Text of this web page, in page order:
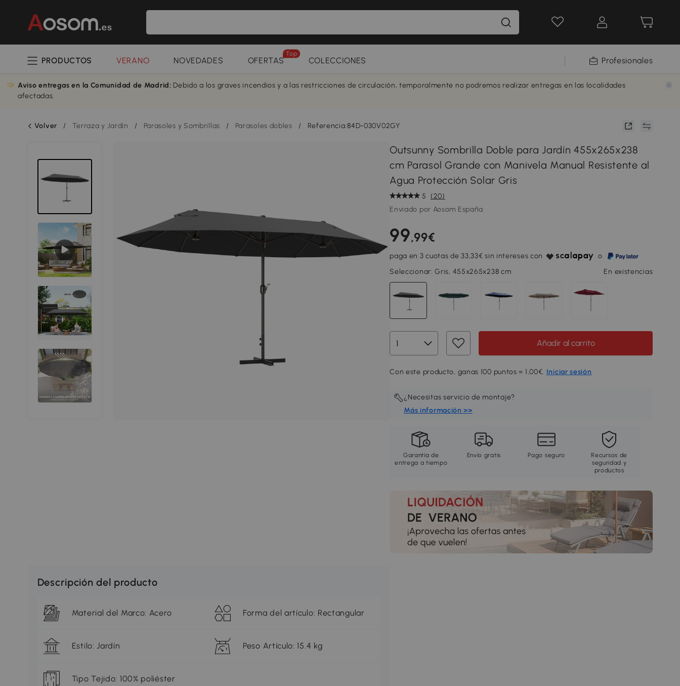
PRODUCTOS VERANO NOVEDADES OFERTAS
Top
COLECCIONES Profesionales
Aviso entregas en la Comunidad de Madrid: Debido a los graves incendios y a las restricciones de circulación, temporalmente no podremos realizar entregas en las localidades
afectadas.
Volver / Terraza y Jardín / Parasoles y Sombrillas / Parasoles dobles / Referencia:84D-030V02GY
Outsunny Sombrilla Doble para Jardín 455x265x238
cm Parasol Grande con Manivela Manual Resistente al
Agua Protección Solar Gris
5
(20)
Enviado por Aosom España
99,99€
paga en 3 cuotas de 33,33€ sin intereses con
o
Seleccionar:Gris, 455x265x238 cm En existencias
Añadir al carrito
Con este producto, ganas 100 puntos = 1,00€. Iniciar sesión
¿Necesitas servicio de montaje?
Más información >>
Garantía de
entrega a tiempo
Envío gratis Pago seguro
Recursos de
seguridad y
productos
Descripción del producto
Material del Marco: Acero Forma del artículo: Rectangular
Estilo: Jardín Peso Artículo: 15.4 kg
Tipo Tejido: 100% poliéster